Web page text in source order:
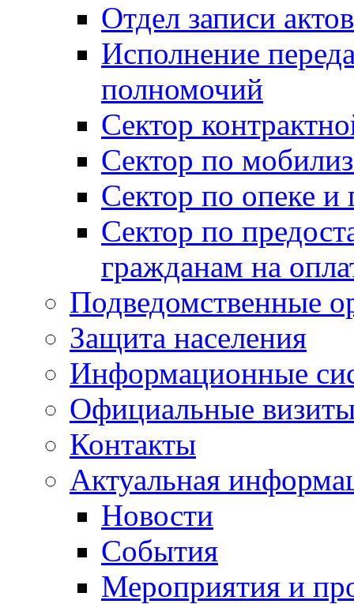
Отдел записи
Исполнение
полномочий
Сектор
Сектор по
Сектор по опеке и
Сектор по
гражданам на
Подведомственные
Защита населения
Информационные
Официальные
Контакты
Актуальная
Новости
События
Мероприятия и